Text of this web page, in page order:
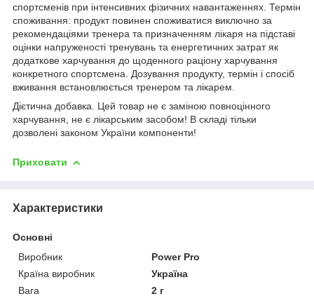
спортсменів при інтенсивних фізичних навантаженнях. Термін
споживання: продукт повинен споживатися виключно за
рекомендаціями тренера та призначенням лікаря на підставі
оцінки напруженості тренувань та енергетичних затрат як
додаткове харчування до щоденного раціону харчування
конкретного спортсмена. Дозування продукту, термін і спосіб
вживання встановлюється тренером та лікарем.
Дієтична добавка. Цей товар не є заміною повноцінного
харчування, не є лікарським засобом! В складі тільки
дозволені законом України компоненти!
Приховати
Характеристики
Основні
Виробник
Power Pro
Країна виробник
Україна
Вага
2 г